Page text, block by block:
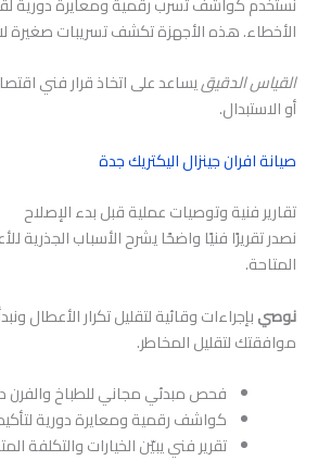
الأخطاء. هذه الأجهزة تكشف تسريبات صغيرة
القياس الدقيقيساعد على اتخاذ قرار فني
أو الاستبدال.
صيانة افران جينزال اليكتريك جدة
تقارير فنية وتوصيات عملية قبل بدء الإصلاح
نصدر تقريرًا فنيًا واضحًا يشرح الأسباب الجذرية
المتاحة.
نوصيبإجراءات وقائية لتقليل تكرار الأعطال
موافقتك لتقليل المخاطر.
فحص مبدئي مجاني للطباخ والفرن
كواشف رقمية ومعايرة دورية لتأكيد
تقرير فني يبيّن الخيارات والتكلفة